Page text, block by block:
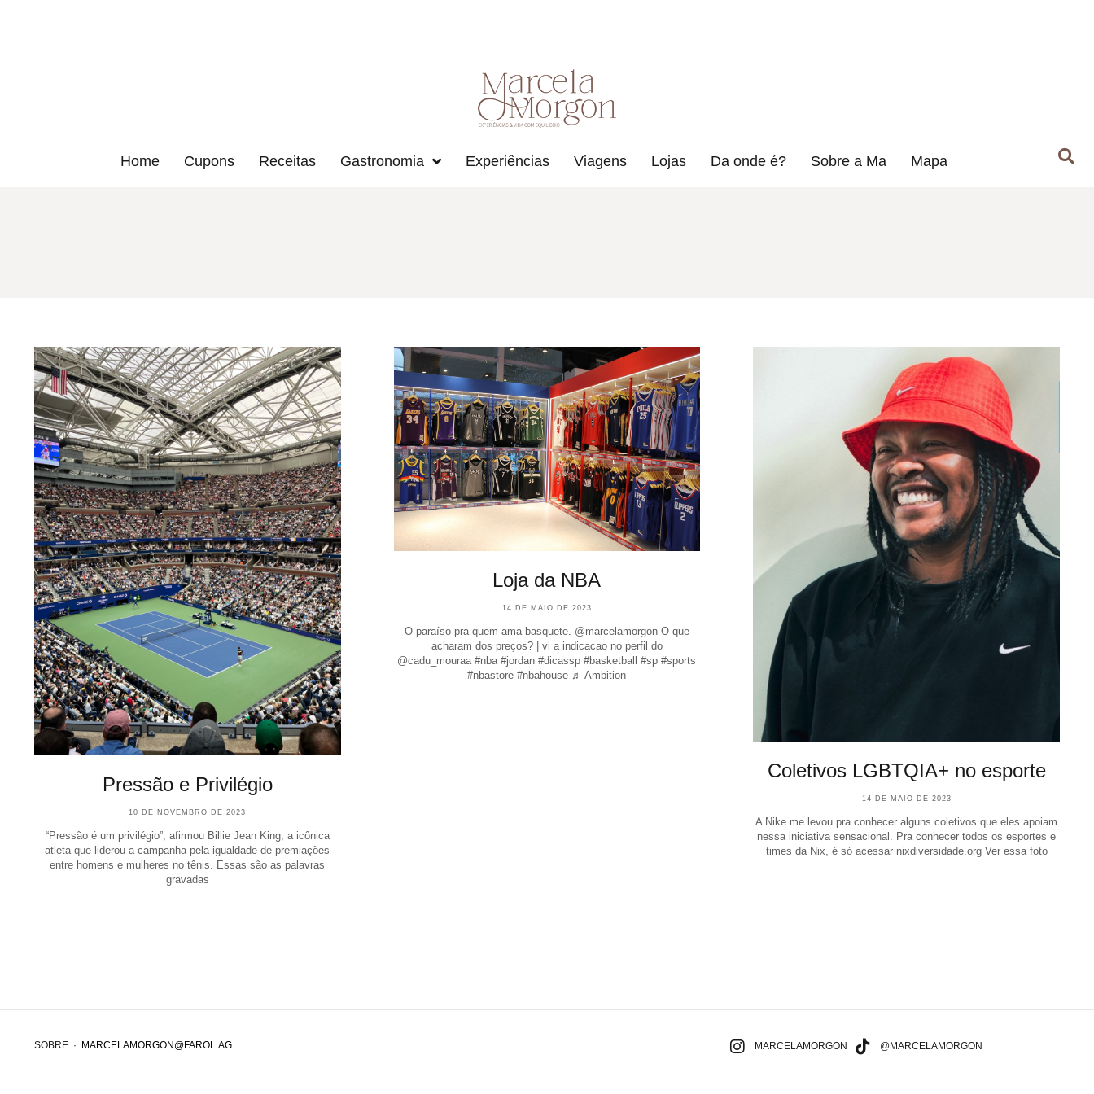
Home Cupons Receitas Gastronomia Experiências Viagens Lojas Da onde é? Sobre a Ma Mapa
Pressão e Privilégio
10 DE NOVEMBRO DE 2023
“Pressão é um privilégio”, afirmou Billie Jean King, a icônica
atleta que liderou a campanha pela igualdade de premiações
entre homens e mulheres no tênis. Essas são as palavras
gravadas
Loja da NBA
14 DE MAIO DE 2023
O paraíso pra quem ama basquete. @marcelamorgon O que
acharam dos preços? | vi a indicacao no perfil do
@cadu_mouraa #nba #jordan #dicassp #basketball #sp #sports
#nbastore #nbahouse ♬ Ambition
Coletivos LGBTQIA+ no esporte
14 DE MAIO DE 2023
A Nike me levou pra conhecer alguns coletivos que eles apoiam
nessa iniciativa sensacional. Pra conhecer todos os esportes e
times da Nix, é só acessar nixdiversidade.org Ver essa foto
SOBRE · MARCELAMORGON@FAROL.AG MARCELAMORGON @MARCELAMORGON